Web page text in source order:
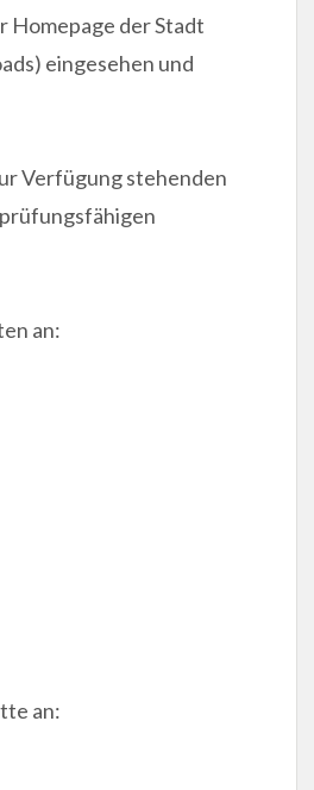
Homepage der Stadt
eingesehen und
Verfügung stehenden
an:
an: